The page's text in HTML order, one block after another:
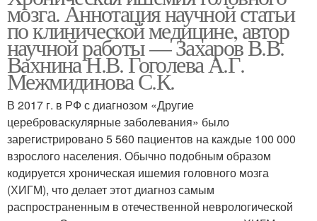
мозга. Аннотация научной статьи
по клинической медицине, автор
научной работы — Захаров В.В.
Вахнина Н.В. Гоголева А.Г.
Межмидинова С.К.
В 2017 г. в РФ с диагнозом «Другие
цереброваскулярные заболевания» было
зарегистрировано 5 560 пациентов на каждые 100 000
взрослого населения. Обычно подобным образом
кодируется хроническая ишемия головного мозга
(ХИГМ), что делает этот диагноз самым
распространенным в отечественной неврологической